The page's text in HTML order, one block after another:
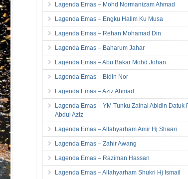
Lagenda Emas – Mohd Normanizam Ahmad
Lagenda Emas – Engku Halim Ku Musa
Lagenda Emas – Rehan Mohamad Din
Lagenda Emas – Baharum Jahar
Lagenda Emas – Abu Bakar Mohd Johan
Lagenda Emas – Bidin Nor
Lagenda Emas – Aziz Ahmad
Lagenda Emas – YM Tunku Zainal Abidin Datuk
Abdul Aziz
Lagenda Emas – Allahyarham Amir Hj Shaari
Lagenda Emas – Zahir Awang
Lagenda Emas – Raziman Hassan
Lagenda Emas – Allahyarham Shukri Hj Ismail